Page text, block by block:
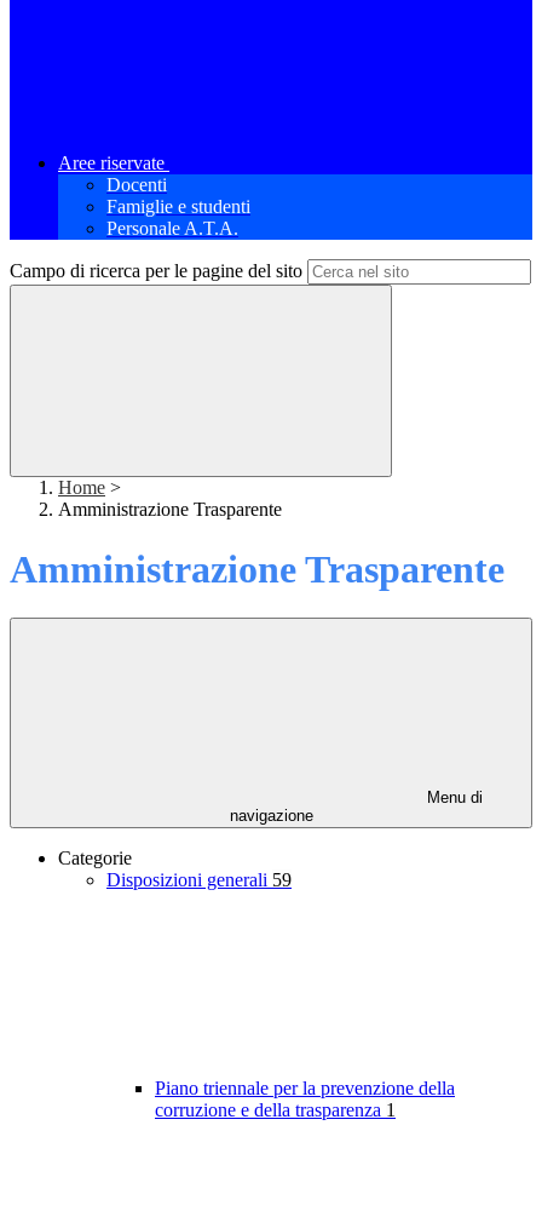
Aree riservate
Docenti
Famiglie e studenti
Personale A.T.A.
Campo di ricerca per le pagine del sito
Home >
Amministrazione Trasparente
Amministrazione Trasparente
Menu di
navigazione
Categorie
Disposizioni generali 59
Piano triennale per la prevenzione della
corruzione e della trasparenza 1